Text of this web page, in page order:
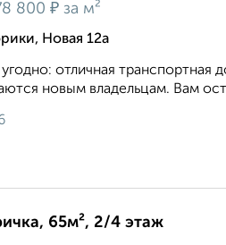
800 ₽ за м²
Новая 12а
отличная
новым владельцам. Вам
65м², 2/4 этаж